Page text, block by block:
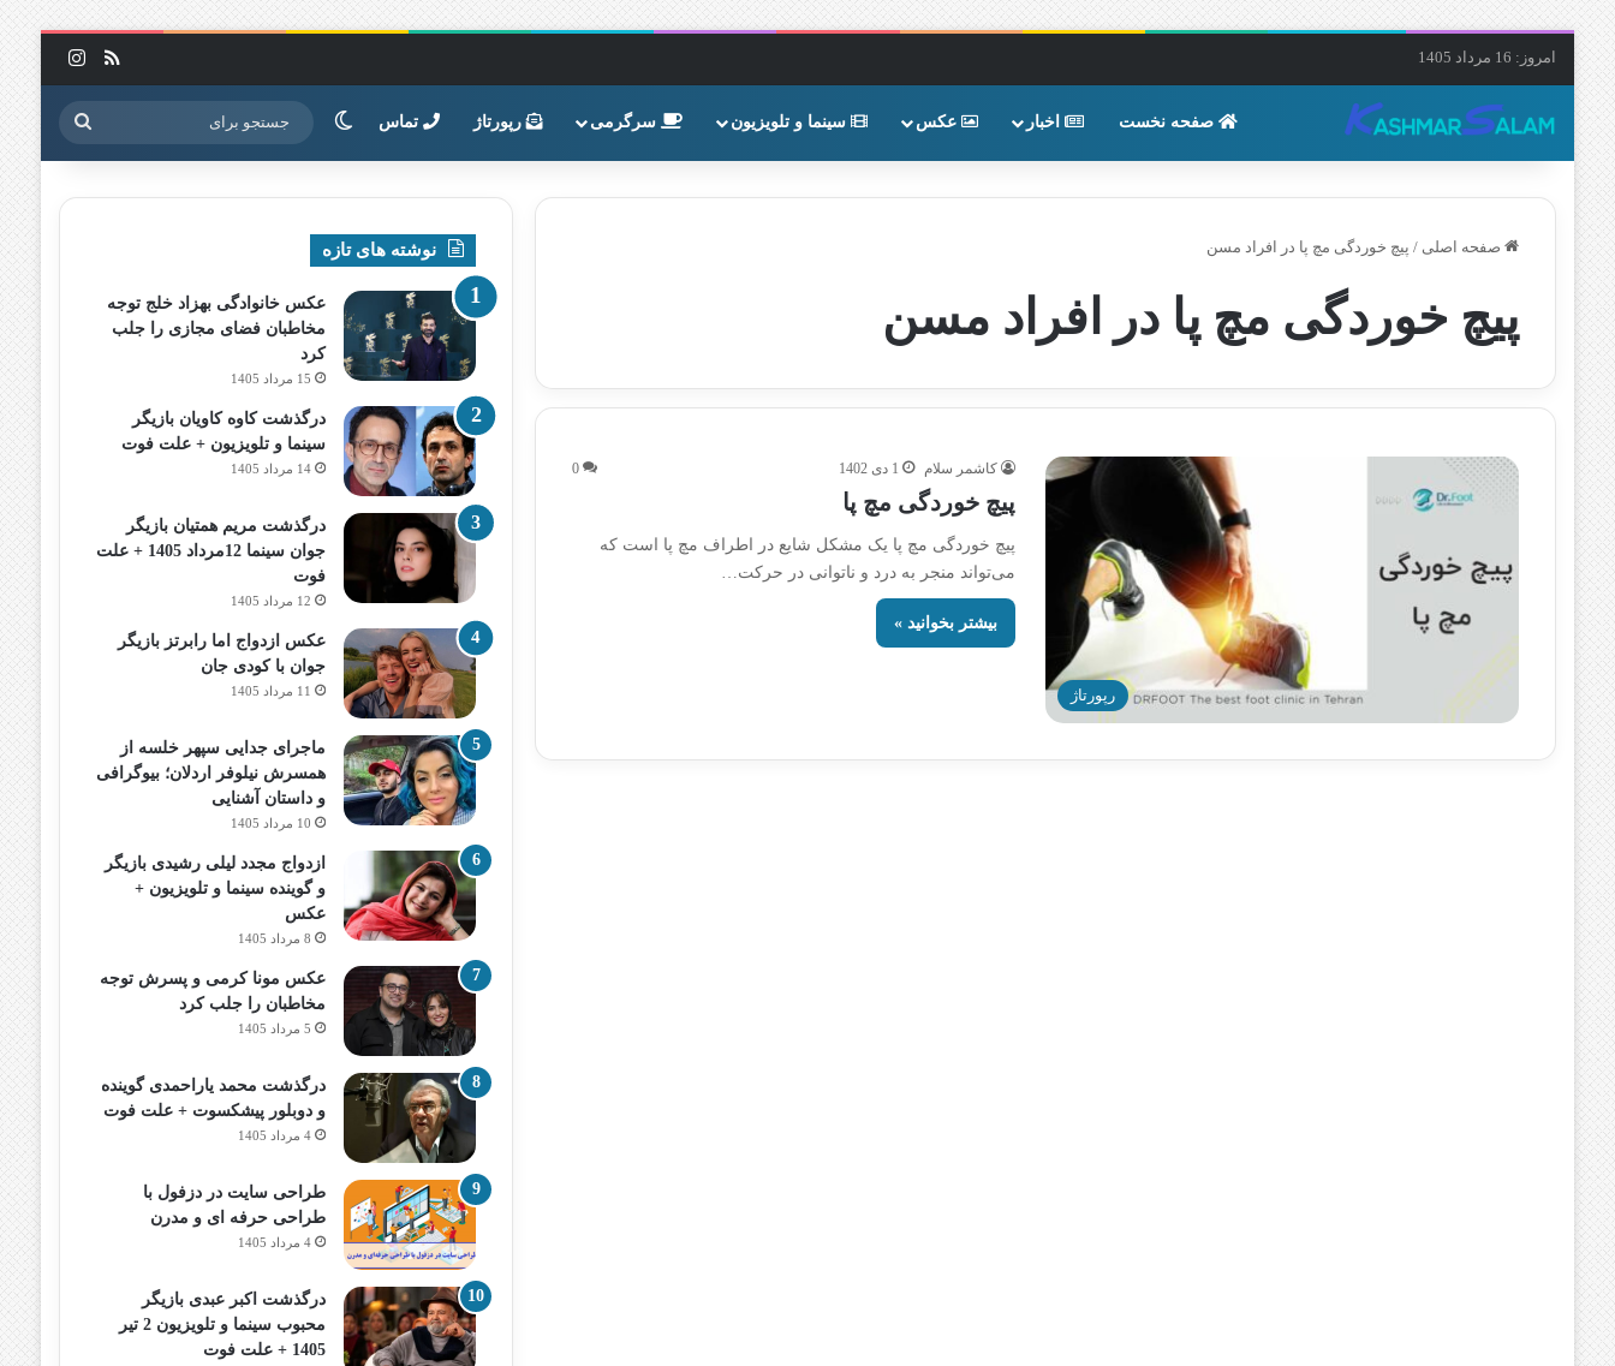
امروز: 16 مرداد 1405 خوراک
صفحه نخست اخبار عکس سینما و تلویزیون سرگرمی رپورتاژ تماس تغییر پوسته جستجو
برای
صفحه اصلی / پیچ خوردگی مچ پا در افراد مسن
پیچ خوردگی مچ پا در افراد مسن
رپورتاژ
کاشمر سلام 1 دی 1402 0
پیچ خوردگی مچ پا
پیچ خوردگی مچ پا یک مشکل شایع در اطراف مچ پا است که
می‌تواند منجر به درد و ناتوانی در حرکت…
بیشتر بخوانید »
نوشته های تازه
عکس خانوادگی بهزاد خلج توجه
مخاطبان فضای مجازی را جلب
کرد
15 مرداد 1405
درگذشت کاوه کاویان بازیگر
سینما و تلویزیون + علت فوت
14 مرداد 1405
درگذشت مریم همتیان بازیگر
جوان سینما 12مرداد 1405 + علت
فوت
12 مرداد 1405
عکس ازدواج اما رابرتز بازیگر
جوان با کودی جان
11 مرداد 1405
ماجرای جدایی سپهر خلسه از
همسرش نیلوفر اردلان؛ بیوگرافی
و داستان آشنایی
10 مرداد 1405
ازدواج مجدد لیلی رشیدی بازیگر
و گوینده سینما و تلویزیون +
عکس
8 مرداد 1405
عکس مونا کرمی و پسرش توجه
مخاطبان را جلب کرد
5 مرداد 1405
درگذشت محمد یاراحمدی گوینده
و دوبلور پیشکسوت + علت فوت
4 مرداد 1405
طراحی سایت در دزفول با
طراحی حرفه‌ ای و مدرن
4 مرداد 1405
درگذشت اکبر عبدی بازیگر
محبوب سینما و تلویزیون 2 تیر
1405 + علت فوت